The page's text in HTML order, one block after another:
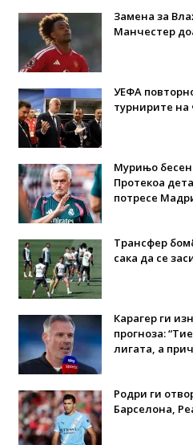
Замена за
Манчестер
УЕФА
турнирите
Мурињо
Протекоа
потресе
Трансфер
сака да се
Карагер ги
прогноза:
лигата, а
Родри ги
Барселона,